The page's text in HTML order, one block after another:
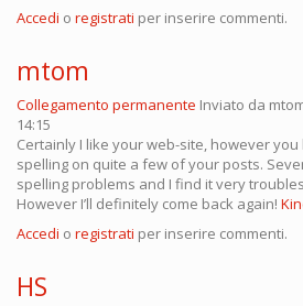
Accedi o registrati per inserire commenti.
mtom
Collegamento permanente Inviato da
14:15
Certainly I like your web-site, however
spelling on quite a few of your posts.
spelling problems and I find it very
However I’ll definitely come back again!
Accedi o registrati per inserire commenti.
HS